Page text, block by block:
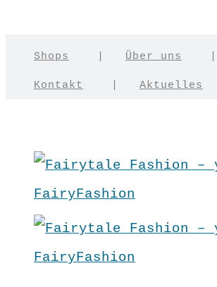
Shops Über uns
Kontakt Aktuelles